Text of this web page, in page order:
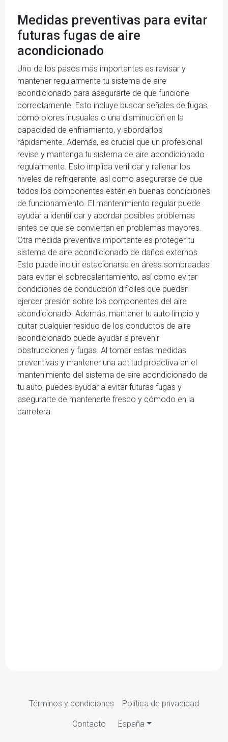
Medidas preventivas para evitar
futuras fugas de aire
acondicionado
Uno de los pasos más importantes es revisar y
mantener regularmente tu sistema de aire
acondicionado para asegurarte de que funcione
correctamente. Esto incluye buscar señales de fugas,
como olores inusuales o una disminución en la
capacidad de enfriamiento, y abordarlos
rápidamente. Además, es crucial que un profesional
revise y mantenga tu sistema de aire acondicionado
regularmente. Esto implica verificar y rellenar los
niveles de refrigerante, así como asegurarse de que
todos los componentes estén en buenas condiciones
de funcionamiento. El mantenimiento regular puede
ayudar a identificar y abordar posibles problemas
antes de que se conviertan en problemas mayores.
Otra medida preventiva importante es proteger tu
sistema de aire acondicionado de daños externos.
Esto puede incluir estacionarse en áreas sombreadas
para evitar el sobrecalentamiento, así como evitar
condiciones de conducción difíciles que puedan
ejercer presión sobre los componentes del aire
acondicionado. Además, mantener tu auto limpio y
quitar cualquier residuo de los conductos de aire
acondicionado puede ayudar a prevenir
obstrucciones y fugas. Al tomar estas medidas
preventivas y mantener una actitud proactiva en el
mantenimiento del sistema de aire acondicionado de
tu auto, puedes ayudar a evitar futuras fugas y
asegurarte de mantenerte fresco y cómodo en la
carretera.
Términos y condiciones Política de privacidad
Contacto España